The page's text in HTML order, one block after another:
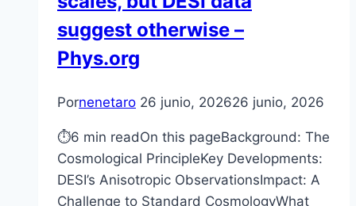
suggest otherwise –
Phys.org
Pornenetaro 26 junio, 202626 junio, 2026
⏱6 min readOn this pageBackground: The
Cosmological PrincipleKey Developments:
DESI’s Anisotropic ObservationsImpact: A
Challenge to Standard CosmologyWhat